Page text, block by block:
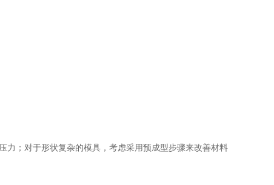
；对于形状复杂的模具，考虑采用预成型步骤来改善材料